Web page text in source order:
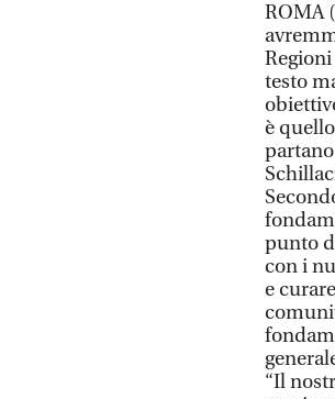
ROMA
testo
è
punto
con i
e
“Il